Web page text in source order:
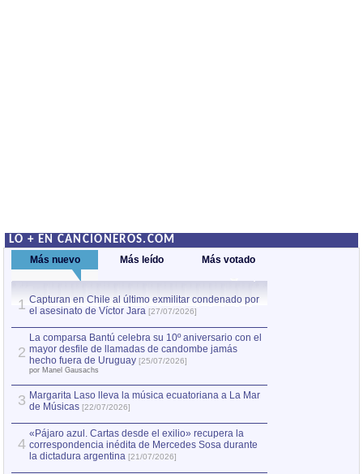
LO + EN CANCIONEROS.COM
Más nuevo Más leído Más votado
1 Capturan en Chile al último exmilitar condenado por
el asesinato de Víctor Jara [27/07/2026]
2
La comparsa Bantú celebra su 10º aniversario con el
mayor desfile de llamadas de candombe jamás
hecho fuera de Uruguay [25/07/2026]
por Manel Gausachs
3 Margarita Laso lleva la música ecuatoriana a La Mar
de Músicas [22/07/2026]
4
«Pájaro azul. Cartas desde el exilio» recupera la
correspondencia inédita de Mercedes Sosa durante
la dictadura argentina [21/07/2026]